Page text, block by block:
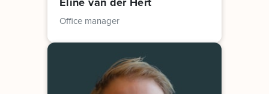
Office manager